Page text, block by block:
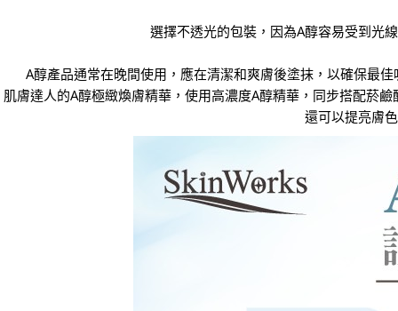
選擇不透光的包裝，因為A醇容易受到光
A醇產品通常在晚間使用，應在清潔和爽膚後塗抹，以確保最
肌膚達人的A醇極緻煥膚精華，使用高濃度A醇精華，同步搭配菸
還可以提亮膚